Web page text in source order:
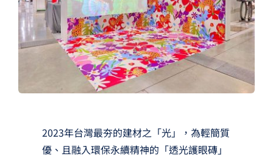
2023年台灣最夯的建材之「光」，為輕簡質
優、且融入環保永續精神的「透光護眼磚」